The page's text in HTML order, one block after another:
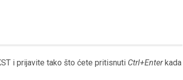
i prijavite tako što ćete pritisnuti Ctrl+Enterkada